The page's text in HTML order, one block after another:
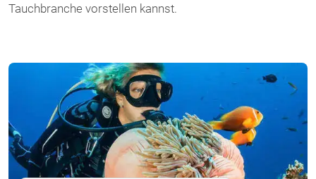
Tauchbranche vorstellen kannst.